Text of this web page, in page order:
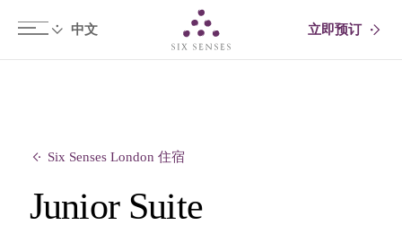
立即预订
Six Senses London 住宿
Junior Suite